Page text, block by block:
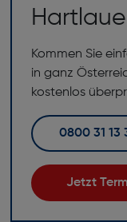
Kommen Sie
in ganz
kostenlos
0800 31 13
Jetzt